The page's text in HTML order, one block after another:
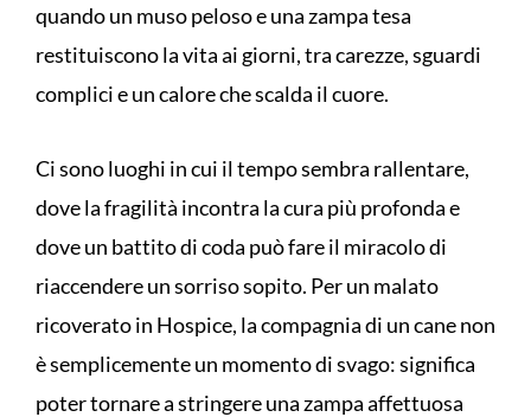
quando un muso peloso e una zampa tesa
restituiscono la vita ai giorni, tra carezze, sguardi
complici e un calore che scalda il cuore.
Ci sono luoghi in cui il tempo sembra rallentare,
dove la fragilità incontra la cura più profonda e
dove un battito di coda può fare il miracolo di
riaccendere un sorriso sopito. Per un malato
ricoverato in Hospice, la compagnia di un cane non
è semplicemente un momento di svago: significa
poter tornare a stringere una zampa affettuosa